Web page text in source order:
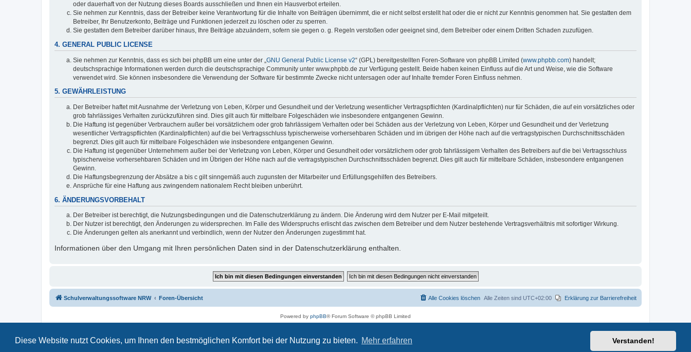
Diese Website nutzt Cookies, um Ihnen den bestmöglichen Komfort bei der Nutzung zu bieten. Mehr erfahren Verstanden!
oder dauerhaft von der Nutzung dieses Boards ausschließen und Ihnen ein Hausverbot erteilen.
Sie nehmen zur Kenntnis, dass der Betreiber keine Verantwortung für die Inhalte von Beiträgen übernimmt, die er nicht selbst erstellt hat oder die er nicht zur Kenntnis genommen hat. Sie gestatten dem
Betreiber, Ihr Benutzerkonto, Beiträge und Funktionen jederzeit zu löschen oder zu sperren.
Sie gestatten dem Betreiber darüber hinaus, Ihre Beiträge abzuändern, sofern sie gegen o. g. Regeln verstoßen oder geeignet sind, dem Betreiber oder einem Dritten Schaden zuzufügen.
4. GENERAL PUBLIC LICENSE
Sie nehmen zur Kenntnis, dass es sich bei phpBB um eine unter der „ GNU General Public License v2“ (GPL) bereitgestellten Foren-Software von phpBB Limited (www.phpbb.com) handelt;
deutschsprachige Informationen werden durch die deutschsprachige Community unter www.phpbb.de zur Verfügung gestellt. Beide haben keinen Einfluss auf die Art und Weise, wie die Software
verwendet wird. Sie können insbesondere die Verwendung der Software für bestimmte Zwecke nicht untersagen oder auf Inhalte fremder Foren Einfluss nehmen.
5. GEWÄHRLEISTUNG
Der Betreiber haftet mit Ausnahme der Verletzung von Leben, Körper und Gesundheit und der Verletzung wesentlicher Vertragspflichten (Kardinalpflichten) nur für Schäden, die auf ein vorsätzliches oder
grob fahrlässiges Verhalten zurückzuführen sind. Dies gilt auch für mittelbare Folgeschäden wie insbesondere entgangenen Gewinn.
Die Haftung ist gegenüber Verbrauchern außer bei vorsätzlichem oder grob fahrlässigem Verhalten oder bei Schäden aus der Verletzung von Leben, Körper und Gesundheit und der Verletzung
wesentlicher Vertragspflichten (Kardinalpflichten) auf die bei Vertragsschluss typischerweise vorhersehbaren Schäden und im übrigen der Höhe nach auf die vertragstypischen Durchschnittsschäden
begrenzt. Dies gilt auch für mittelbare Folgeschäden wie insbesondere entgangenen Gewinn.
Die Haftung ist gegenüber Unternehmern außer bei der Verletzung von Leben, Körper und Gesundheit oder vorsätzlichem oder grob fahrlässigem Verhalten des Betreibers auf die bei Vertragsschluss
typischerweise vorhersehbaren Schäden und im Übrigen der Höhe nach auf die vertragstypischen Durchschnittsschäden begrenzt. Dies gilt auch für mittelbare Schäden, insbesondere entgangenen
Gewinn.
Die Haftungsbegrenzung der Absätze a bis c gilt sinngemäß auch zugunsten der Mitarbeiter und Erfüllungsgehilfen des Betreibers.
Ansprüche für eine Haftung aus zwingendem nationalem Recht bleiben unberührt.
6. ÄNDERUNGSVORBEHALT
Der Betreiber ist berechtigt, die Nutzungsbedingungen und die Datenschutzerklärung zu ändern. Die Änderung wird dem Nutzer per E-Mail mitgeteilt.
Der Nutzer ist berechtigt, den Änderungen zu widersprechen. Im Falle des Widerspruchs erlischt das zwischen dem Betreiber und dem Nutzer bestehende Vertragsverhältnis mit sofortiger Wirkung.
Die Änderungen gelten als anerkannt und verbindlich, wenn der Nutzer den Änderungen zugestimmt hat.
Informationen über den Umgang mit Ihren persönlichen Daten sind in der Datenschutzerklärung enthalten.
Schulverwaltungssoftware NRW Foren-Übersicht Erklärung zur Barrierefreiheit
Alle Zeiten sind UTC+02:00
Alle Cookies löschen
Powered by phpBB® Forum Software © phpBB Limited